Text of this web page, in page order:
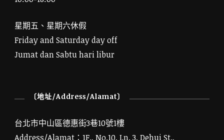
星期五、星期六休假
Friday and Saturday day off
Jumat dan Sabtu hari libur
〔地址/Address/Alamat〕
台北市中山區德惠街3巷10號1樓
Address/Alamat：1F., No.10, Ln. 3, Dehui St.,